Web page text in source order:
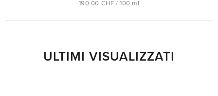
190.00 CHF / 100 ml
ULTIMI VISUALIZZATI